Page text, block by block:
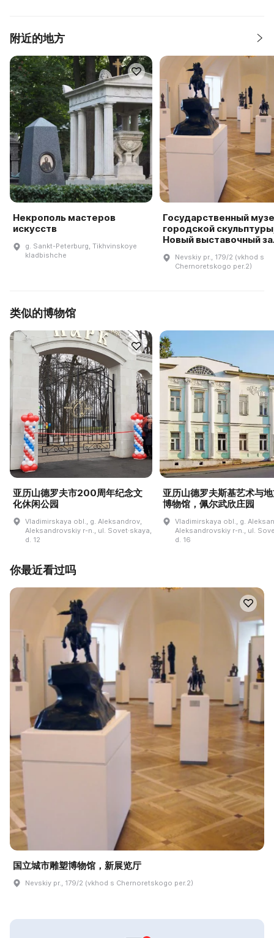
附近的地方
Некрополь мастеров
искусств
g. Sankt-Peterburg, Tikhvinskoye
kladbishche
Государственный
городской
Новый выставочный
Nevskiy pr., 179/2 (vkhod s
Chernoretskogo per.2)
类似的博物馆
亚历山德罗夫市200周年纪念文
化休闲公园
Vladimirskaya obl., g. Aleksandrov,
Aleksandrovskiy r-n., ul. Sovet·skaya,
d. 12
亚历山德罗夫斯基艺术与
博物馆，佩尔武欣庄园
Vladimirskaya obl., g.
Aleksandrovskiy r-n., ul.
d. 16
你最近看过吗
国立城市雕塑博物馆，新展览厅
Nevskiy pr., 179/2 (vkhod s Chernoretskogo per.2)